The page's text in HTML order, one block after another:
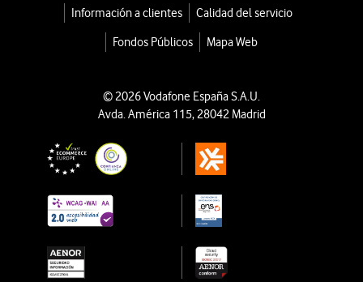
Información a clientes
Calidad del servicio
Fondos Públicos
Mapa Web
© 2026 Vodafone España S.A.U.
Avda. América 115, 28042 Madrid